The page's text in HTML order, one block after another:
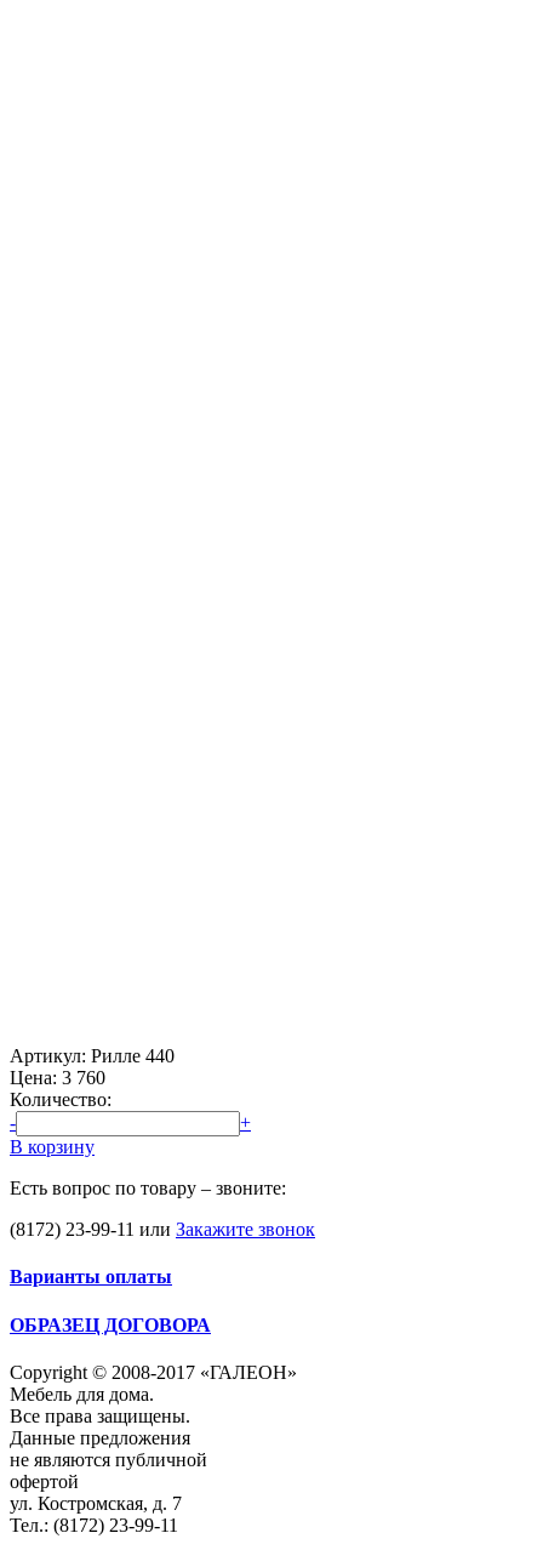
Артикул: Рилле 440
Цена: 3 760
Количество:
-
+
В корзину
Есть вопрос по товару – звоните:
(8172) 23-99-11 или Закажите звонок
Варианты оплаты
ОБРАЗЕЦ ДОГОВОРА
Copyright © 2008-2017 «ГАЛЕОН»
Мебель для дома.
Все права защищены.
Данные предложения
не являются публичной
офертой
ул. Костромская, д. 7
Тел.: (8172) 23-99-11